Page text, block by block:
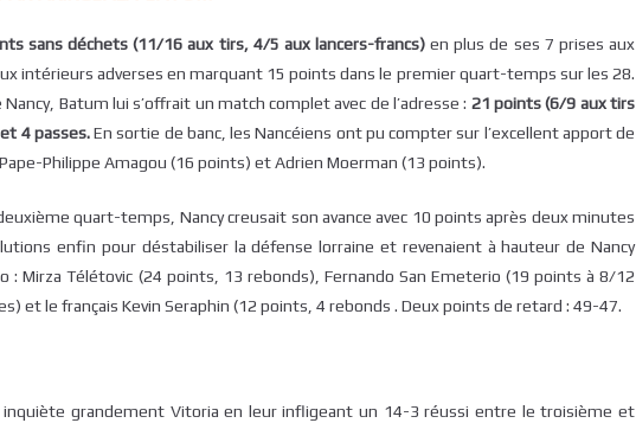
sans déchets (11/16 aux tirs, 4/5 aux lancers-francs)en plus de ses 7 prises aux
intérieurs adverses en marquant 15 points dans le premier quart-temps sur les 28.
Batum lui s’offrait un match complet avec de l’adresse : 21 points (6/9 aux tirs
4 passes.En sortie de banc, les Nancéiens ont pu compter sur l’excellent apport de
Philippe Amagou (16 points) et Adrien Moerman (13 points).
quart-temps, Nancy creusait son avance avec 10 points après deux minutes
enfin pour déstabiliser la défense lorraine et revenaient à hauteur de Nancy
: Mirza Télétovic (24 points, 13 rebonds), Fernando San Emeterio (19 points à 8/12
et le français Kevin Seraphin (12 points, 4 rebonds . Deux points de retard : 49-47.
inquiète grandement Vitoria en leur infligeant un 14-3 réussi entre le troisième et